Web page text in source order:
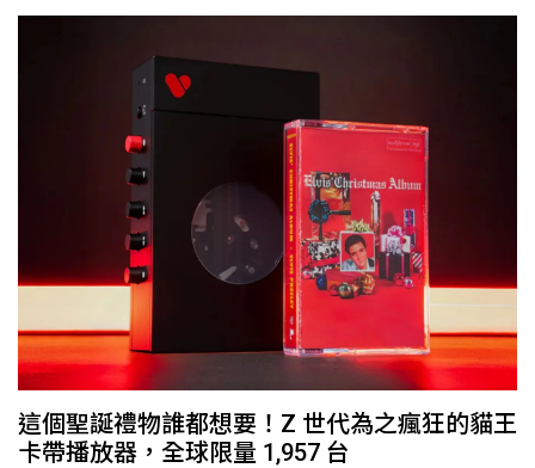
這個聖誕禮物誰都想要！Z 世代為之瘋狂的貓王
卡帶播放器，全球限量 1,957 台